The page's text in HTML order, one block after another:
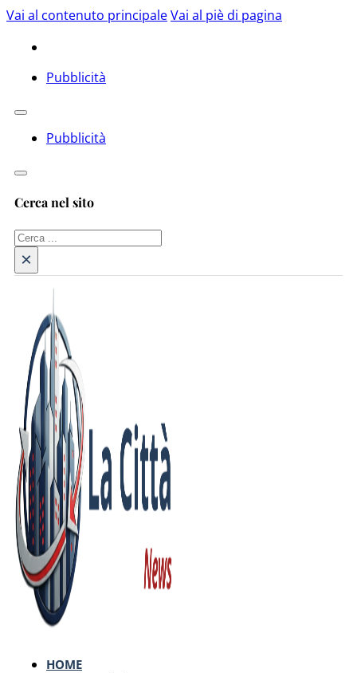
Vai al contenuto principaleVai al piè di pagina
Pubblicità
Pubblicità
Cerca nel sito
Cerca
×
HOME